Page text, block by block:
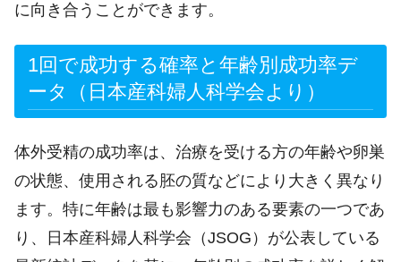
に向き合うことができます。
1回で成功する確率と年齢別成功率デ
ータ（日本産科婦人科学会より）
体外受精の成功率は、治療を受ける方の年齢や卵巣
の状態、使用される胚の質などにより大きく異なり
ます。特に年齢は最も影響力のある要素の一つであ
り、日本産科婦人科学会（JSOG）が公表している